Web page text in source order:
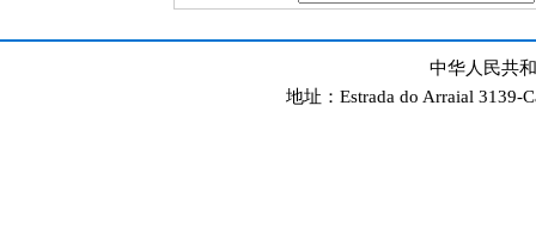
中华人民共
地址：Estrada do Arraial 3139-